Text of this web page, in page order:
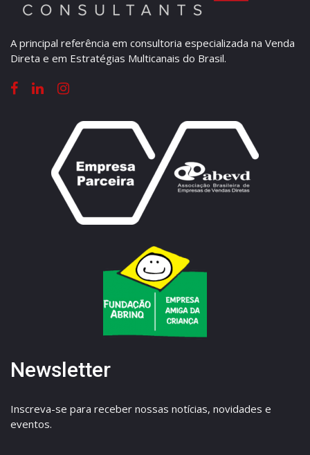
A principal referência em consultoria especializada na Venda
Direta e em Estratégias Multicanais do Brasil.
Newsletter
Inscreva-se para receber nossas notícias, novidades e
eventos.